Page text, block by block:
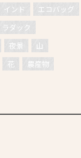
インド
エコバッグ
ラダック
夜景
山
花
農産物